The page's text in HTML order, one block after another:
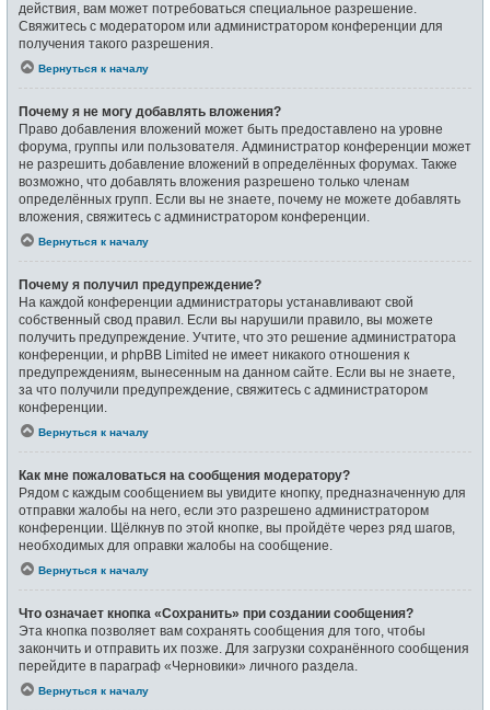
действия, вам может потребоваться специальное разрешение.
Свяжитесь с модератором или администратором конференции для
получения такого разрешения.
Вернуться к началу
Почему я не могу добавлять вложения?
Право добавления вложений может быть предоставлено на уровне
форума, группы или пользователя. Администратор конференции может
не разрешить добавление вложений в определённых форумах. Также
возможно, что добавлять вложения разрешено только членам
определённых групп. Если вы не знаете, почему не можете добавлять
вложения, свяжитесь с администратором конференции.
Вернуться к началу
Почему я получил предупреждение?
На каждой конференции администраторы устанавливают свой
собственный свод правил. Если вы нарушили правило, вы можете
получить предупреждение. Учтите, что это решение администратора
конференции, и phpBB Limited не имеет никакого отношения к
предупреждениям, вынесенным на данном сайте. Если вы не знаете,
за что получили предупреждение, свяжитесь с администратором
конференции.
Вернуться к началу
Как мне пожаловаться на сообщения модератору?
Рядом с каждым сообщением вы увидите кнопку, предназначенную для
отправки жалобы на него, если это разрешено администратором
конференции. Щёлкнув по этой кнопке, вы пройдёте через ряд шагов,
необходимых для оправки жалобы на сообщение.
Вернуться к началу
Что означает кнопка «Сохранить» при создании сообщения?
Эта кнопка позволяет вам сохранять сообщения для того, чтобы
закончить и отправить их позже. Для загрузки сохранённого сообщения
перейдите в параграф «Черновики» личного раздела.
Вернуться к началу